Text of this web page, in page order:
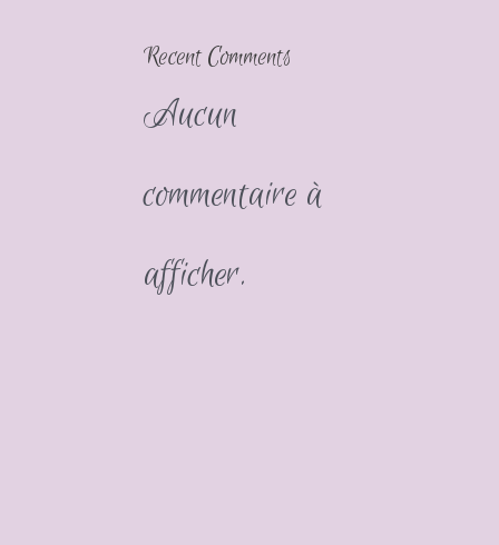
Recent Comments
Aucun
commentaire à
afficher.